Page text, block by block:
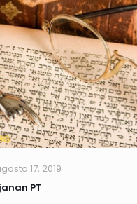
17, 2019
PT